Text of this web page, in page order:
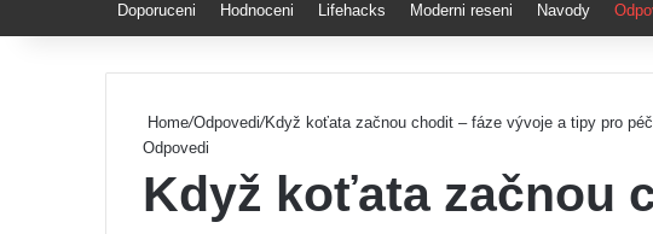
Doporuceni Hodnoceni Lifehacks Moderni reseni Navody
Home/Odpovedi/Když koťata začnou chodit – fáze vývoje a tipy pro
Odpovedi
Když koťata začnou